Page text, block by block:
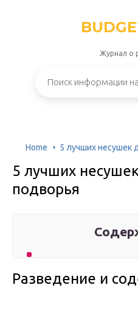
Журнал о
Home 5 лучших несушек
5 лучших
подворья
Разведение и